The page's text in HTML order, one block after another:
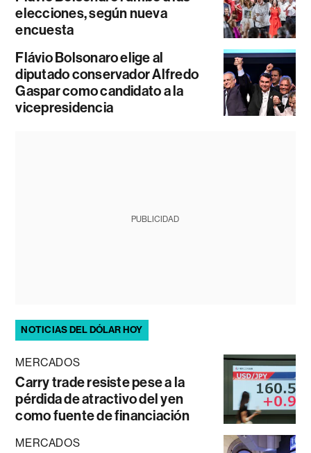
elecciones, según nueva
encuesta
Flávio Bolsonaro elige al
diputado conservador Alfredo
Gaspar como candidato a la
vicepresidencia
PUBLICIDAD
NOTICIAS DEL DÓLAR HOY
MERCADOS
Carry trade resiste pese a la
pérdida de atractivo del yen
como fuente de financiación
MERCADOS